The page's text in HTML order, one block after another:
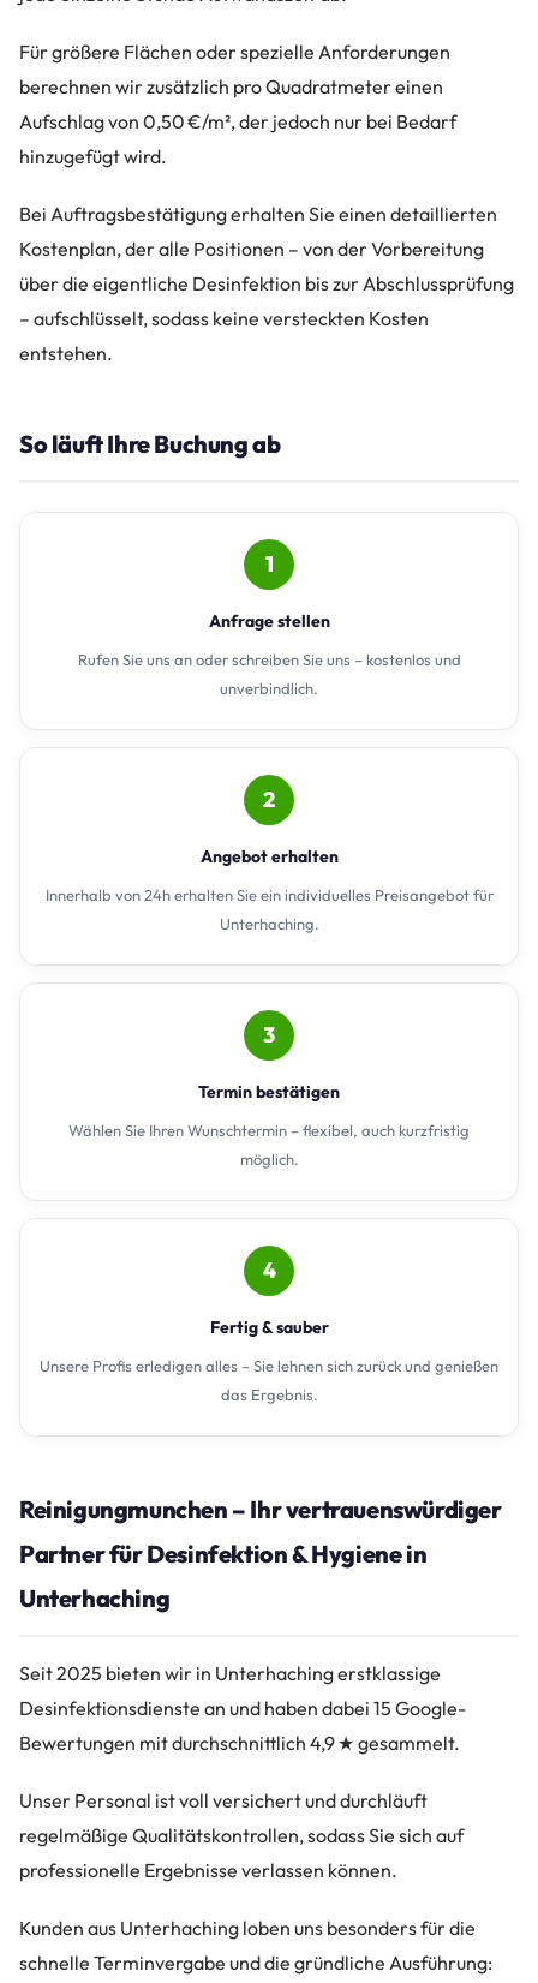
Für größere Flächen oder spezielle Anforderungen
berechnen wir zusätzlich pro Quadratmeter einen
Aufschlag von 0,50 €/m², der jedoch nur bei Bedarf
hinzugefügt wird.
Bei Auftragsbestätigung erhalten Sie einen detaillierten
Kostenplan, der alle Positionen – von der Vorbereitung
über die eigentliche Desinfektion bis zur Abschlussprüfung
– aufschlüsselt, sodass keine versteckten Kosten
entstehen.
So läuft Ihre Buchung ab
1
Anfrage stellen
Rufen Sie uns an oder schreiben Sie uns – kostenlos und
unverbindlich.
2
Angebot erhalten
Innerhalb von 24h erhalten Sie ein individuelles Preisangebot für
Unterhaching.
3
Termin bestätigen
Wählen Sie Ihren Wunschtermin – flexibel, auch kurzfristig
möglich.
4
Fertig & sauber
Unsere Profis erledigen alles – Sie lehnen sich zurück und genießen
das Ergebnis.
Reinigungmunchen – Ihr vertrauenswürdiger
Partner für Desinfektion & Hygiene in
Unterhaching
Seit 2025 bieten wir in Unterhaching erstklassige
Desinfektionsdienste an und haben dabei 15 Google-
Bewertungen mit durchschnittlich 4,9 ★ gesammelt.
Unser Personal ist voll versichert und durchläuft
regelmäßige Qualitätskontrollen, sodass Sie sich auf
professionelle Ergebnisse verlassen können.
Kunden aus Unterhaching loben uns besonders für die
schnelle Terminvergabe und die gründliche Ausführung: